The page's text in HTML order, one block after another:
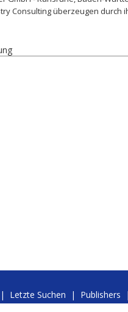
Consulting überzeugen durch
| Letzte Suchen | Publishers